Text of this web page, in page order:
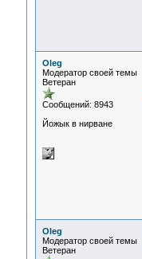
Oleg
Модератор своей темы
Ветеран
Сообщений: 8943
Йожык в нирване
Oleg
Модератор своей темы
Ветеран